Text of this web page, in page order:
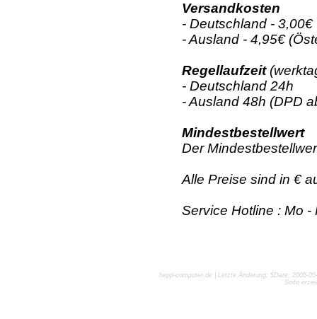
Versandkosten
- Deutschland -
- Ausland - 4,95€
Regellaufzeit
- Deutschland 24h
- Ausland 48h (DPD
Mindestbestellwert
Der
Alle Preise sind in €
Service Hotline : Mo -
hepp-computer.de | Letzte Änderung: $Date: 2005-
Seite